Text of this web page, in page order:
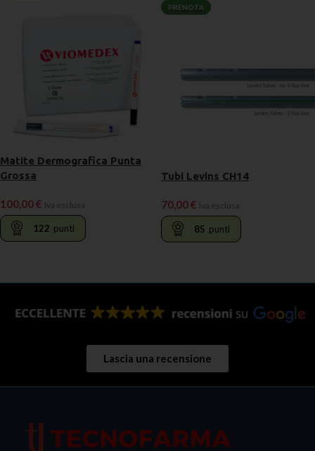
Matite Dermografica Punta
Grossa
100,00€ Iva esclusa
122 punti
PRENOTA
Tubi Levins CH14
70,00€ Iva esclusa
85 punti
Lascia una recensione